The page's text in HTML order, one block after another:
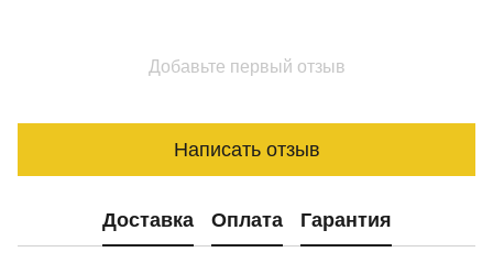
Добавьте первый отзыв
Написать отзыв
Доставка Оплата Гарантия